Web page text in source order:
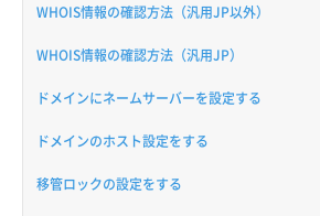
WHOIS情報の確認方法（汎用JP以外）
WHOIS情報の確認方法（汎用JP）
ドメインにネームサーバーを設定する
ドメインのホスト設定をする
移管ロックの設定をする